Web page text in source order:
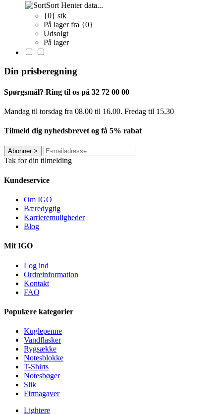
Sort Henter data...
{0} stk
På lager fra {0}
Udsolgt
På lager
Din prisberegning
Spørgsmål? Ring til os på 32 72 00 00
Mandag til torsdag fra 08.00 til 16.00. Fredag ​​til 15.30
Tilmeld dig nyhedsbrevet og få 5% rabat
Abonner>
Tak for din tilmelding
Kundeservice
Om IGO
Bæredygtig
Karrieremuligheder
Blog
Mit IGO
Log ind
Ordreinformation
Kontakt
FAQ
Populære kategorier
Kuglepenne
Vandflasker
Rygsække
Notesblokke
T-Shirts
Notesbøger
Slik
Firmagaver
Lightere